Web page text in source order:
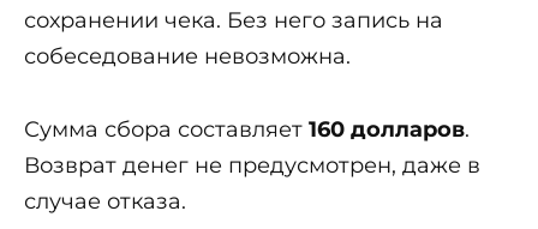
сохранении чека. Без него запись на
собеседование невозможна.
Сумма сбора составляет 160 долларов.
Возврат денег не предусмотрен, даже в
случае отказа.